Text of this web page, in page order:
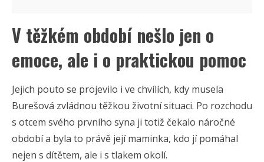
V těžkém období nešlo jen o
emoce, ale i o praktickou pomoc
Jejich pouto se projevilo i ve chvílích, kdy musela
Burešová zvládnou těžkou životní situaci. Po rozchodu
s otcem svého prvního syna ji totiž čekalo náročné
období a byla to právě její maminka, kdo jí pomáhal
nejen s dítětem, ale i s tlakem okolí.